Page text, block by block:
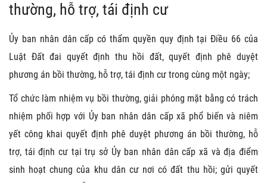
thường, hỗ trợ, tái định cư
Ủy ban nhân dân cấp có thẩm quyền quy định tại Điều 66 của
Luật Đất đai quyết định thu hồi đất, quyết định phê duyệt
phương án bồi thường, hỗ trợ, tái định cư trong cùng một ngày;
Tổ chức làm nhiệm vụ bồi thường, giải phóng mặt bằng có trách
nhiệm phối hợp với Ủy ban nhân dân cấp xã phổ biến và niêm
yết công khai quyết định phê duyệt phương án bồi thường, hỗ
trợ, tái định cư tại trụ sở Ủy ban nhân dân cấp xã và địa điểm
sinh hoạt chung của khu dân cư nơi có đất thu hồi; gửi quyết